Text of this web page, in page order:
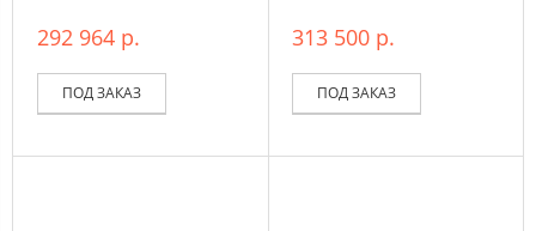
292 964 р.
ПОД ЗАКАЗ
313 500 р.
ПОД ЗАКАЗ